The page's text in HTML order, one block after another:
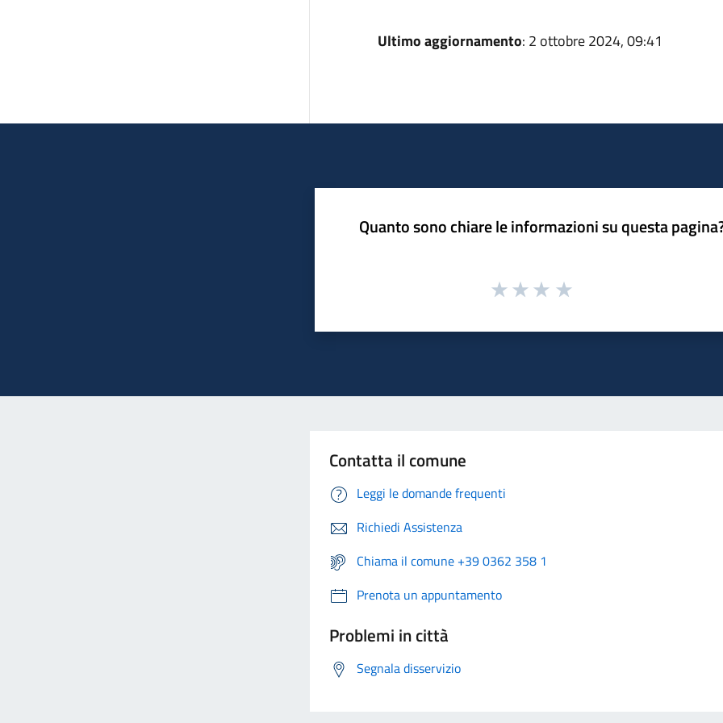
Ultimo aggiornamento: 2 ottobre 2024, 09:41
Quanto sono chiare le informazioni su questa
Contatta il comune
Leggi le domande frequenti
Richiedi Assistenza
Chiama il comune +39 0362 358 1
Prenota un appuntamento
Problemi in città
Segnala disservizio